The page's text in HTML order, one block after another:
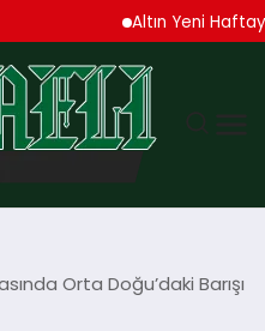
Altın Yeni Haftaya
Orta Doğu’daki Barışı